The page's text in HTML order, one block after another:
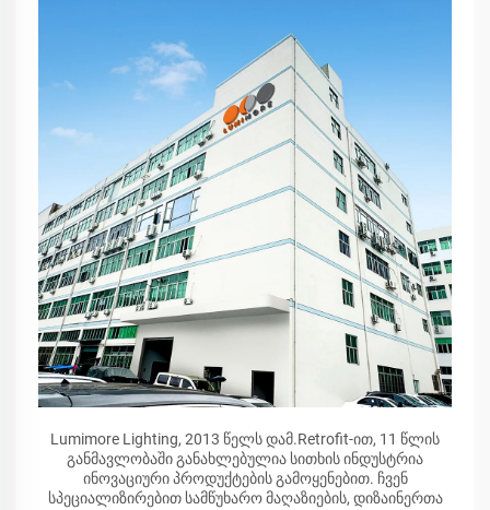
Lumimore Lighting, 2013 წელს დამ.Retrofit-ით, 11 წლის
განმავლობაში განახლებულია სითხის ინდუსტრია
ინოვაციური პროდუქტების გამოყენებით. ჩვენ
სპეციალიზირებით სამწუხარო მაღაზიების, დიზაინერთა